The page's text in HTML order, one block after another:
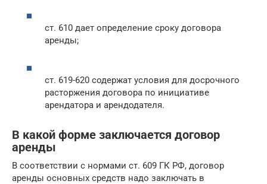
ст. 610 дает определение сроку договора
аренды;
ст. 619-620 содержат условия для досрочного
расторжения договора по инициативе
арендатора и арендодателя.
В какой форме заключается договор
аренды
В соответствии с нормами ст. 609 ГК РФ, договор
аренды основных средств надо заключать в